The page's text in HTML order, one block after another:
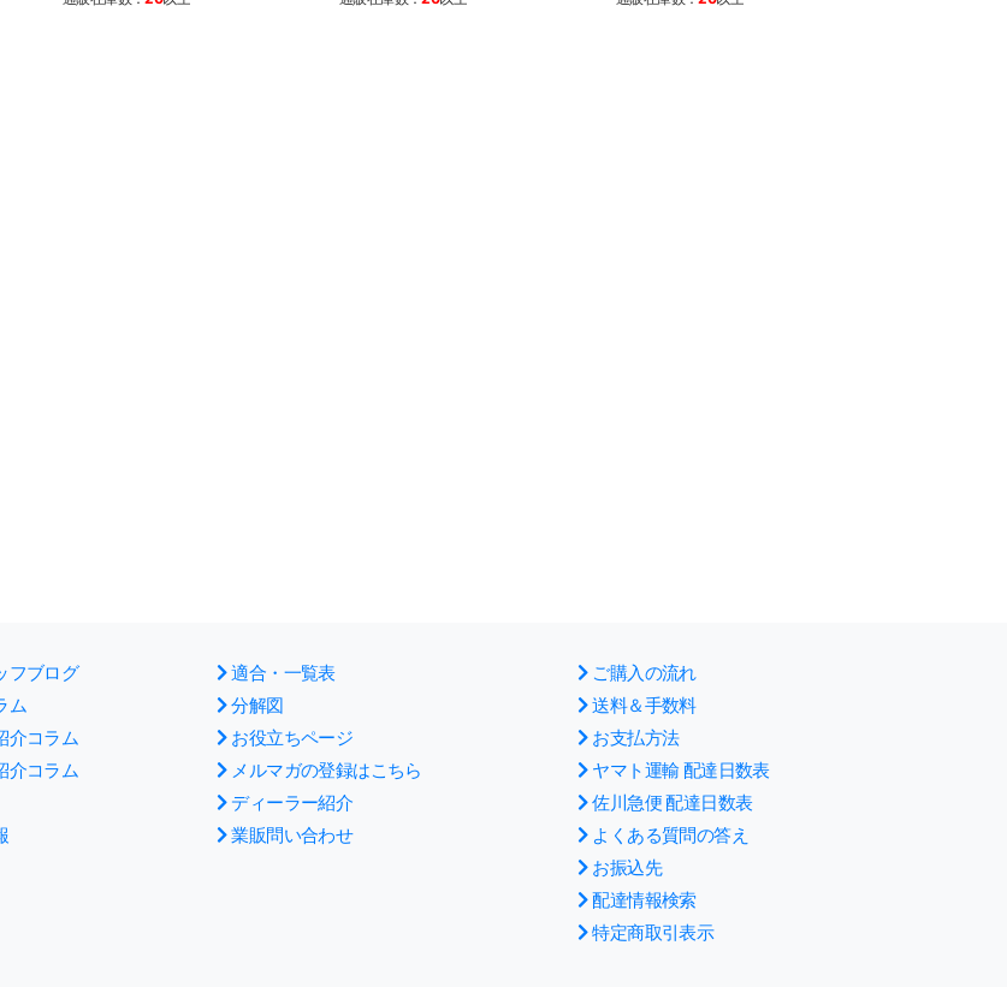
フブログ
ム
介コラム
介コラム
適合・一覧表
分解図
お役立ちページ
メルマガの登録はこちら
ディーラー紹介
業販問い合わせ
ご購入の流れ
送料＆手数料
お支払方法
ヤマト運輸 配達日数表
佐川急便 配達日数表
よくある質問の答え
お振込先
配達情報検索
特定商取引表示